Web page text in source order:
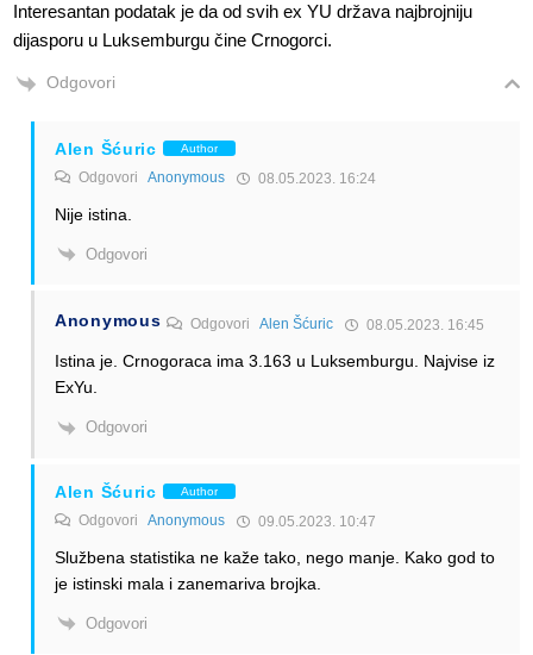
Interesantan podatak je da od svih ex YU država najbrojniju
dijasporu u Luksemburgu čine Crnogorci.
Odgovori
Alen Šćuric Author
Odgovori Anonymous 08.05.2023. 16:24
Nije istina.
Odgovori
Anonymous OdgovoriAlen Šćuric 08.05.2023. 16:45
Istina je. Crnogoraca ima 3.163 u Luksemburgu. Najvise iz
ExYu.
Odgovori
Alen Šćuric Author
Odgovori Anonymous 09.05.2023. 10:47
Službena statistika ne kaže tako, nego manje. Kako god to
je istinski mala i zanemariva brojka.
Odgovori